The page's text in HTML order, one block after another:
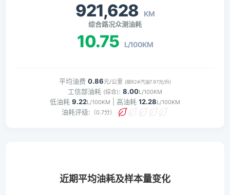
921,628 KM
综合路况众测油耗
10.75 L/100KM
平均油费 0.86元/公里 (按92#汽油7.97元/升)
工信部油耗 (综合): 8.00L/100KM
低油耗 9.22L/100KM | 高油耗 12.28L/100KM
油耗评级: （0.7分）